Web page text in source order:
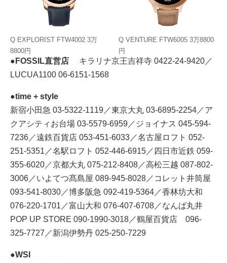
Q EXPLORIST FTW4002 3万
8800円
Q VENTURE FTW6005 3万8800
円
●FOSSIL直営店 キラリナ京王吉祥寺 0422-24-9420／
LUCUA1100 06-6151-1568
●time + style
新宿小田急 03-5322-1119／東京大丸 03-6895-2254／ア
クアシティお台場 03-5579-6959／ジョイナス 045-594-
7236／遠鉄百貨店 053-451-6033／名古屋ロフト 052-
251-5351／名駅ロフト 052-446-6915／四日市近鉄 059-
355-6020／京都大丸 075-212-8408／高松三越 087-802-
3006／いよてつ髙島屋 089-945-8028／コレット井筒屋
093-541-8030／博多阪急 092-419-5364／香林坊大和
076-220-1701／富山大和 076-407-6708／なんば丸井
POP UP STORE 090-1990-3018／鶴屋百貨店 096-
325-7727／新潟伊勢丹 025-250-7229
●WSI